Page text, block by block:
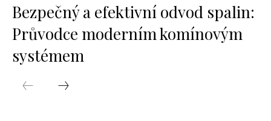
Bezpečný a efektivní odvod spalin:
Průvodce moderním komínovým
systémem